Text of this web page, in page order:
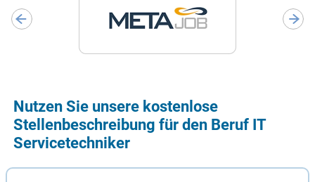
Nutzen Sie unsere kostenlose
Stellenbeschreibung für den Beruf IT
Servicetechniker